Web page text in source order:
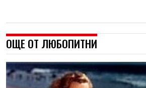
ОЩЕ ОТ ЛЮБОПИТНИ